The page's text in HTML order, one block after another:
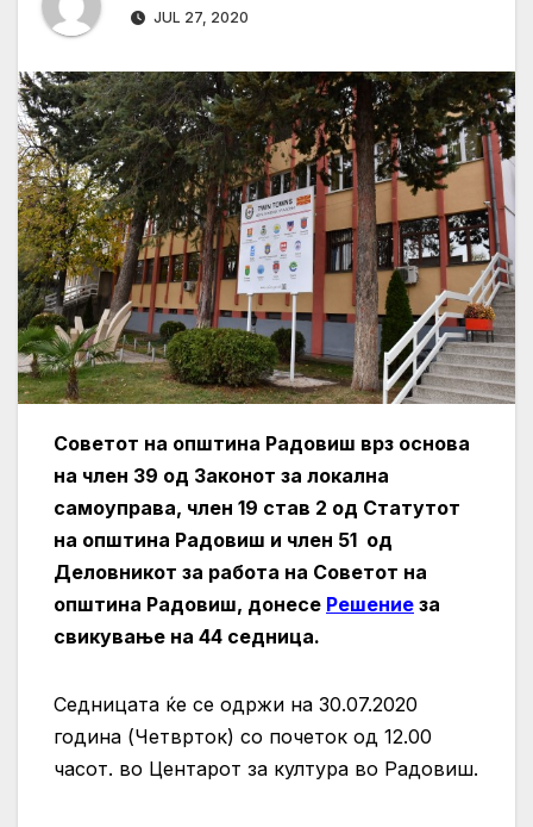
JUL 27, 2020
Советот на општина Радовиш врз основа
на член 39 од Законот за локална
самоуправа, член 19 став 2 од Статутот
на општина Радовиш и член 51 од
Деловникот за работа на Советот на
општина Радовиш, донесе Решение за
свикување на 44 седница.
Седницата ќе се одржи на 30.07.2020
година (Четврток) со почеток од 12.00
часот. во Центарот за култура во Радовиш.